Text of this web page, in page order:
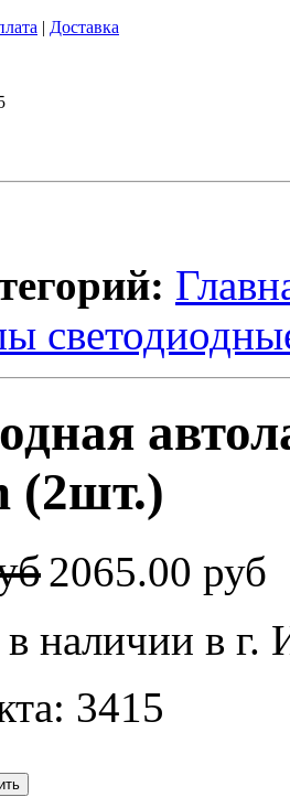
| Доставка
(2шт.)
2065.00 руб
в наличии в г.
3415